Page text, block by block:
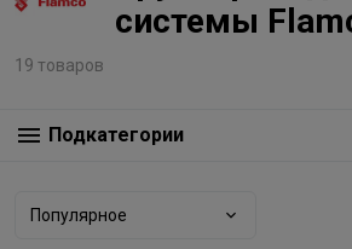
системы
19 товаров
Подкатегории
Популярное